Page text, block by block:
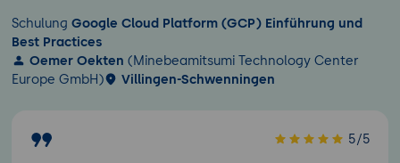
Schulung Google Cloud Platform (GCP) Einführung und
Best Practices
Oemer Oekten (Minebeamitsumi Technology Center
Europe GmbH)
Villingen-Schwenningen
5/5